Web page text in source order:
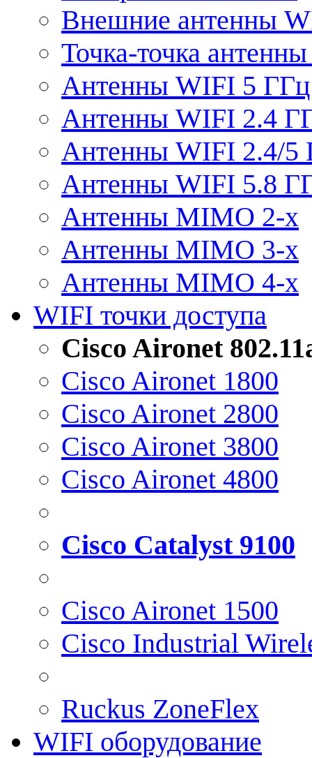
Внешние антенны
Точка-точка
Антенны WIFI 5 ГГц
Антенны WIFI 2.4
Антенны WIFI 2.4/5
Антенны WIFI 5.8
Антенны MIMO 2-x
Антенны MIMO 3-x
Антенны MIMO 4-x
WIFI точки доступа
Cisco Aironet
Cisco Aironet 1800
Cisco Aironet 2800
Cisco Aironet 3800
Cisco Aironet 4800
Cisco Catalyst 9100
Cisco Aironet 1500
Cisco Industrial
Ruckus ZoneFlex
WIFI оборудование